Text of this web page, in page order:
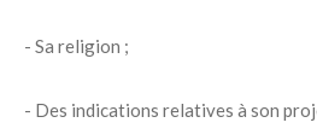
- Sa religion ;
- Des indications relatives à son